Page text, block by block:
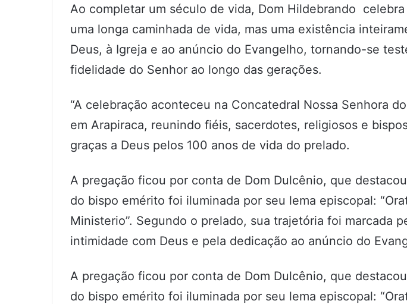
Ao completar um século de vida, Dom Hildebrando celebra
uma longa caminhada de vida, mas uma existência
Deus, à Igreja e ao anúncio do Evangelho, tornando-se
fidelidade do Senhor ao longo das gerações.
“A celebração aconteceu na Concatedral Nossa Senhora
em Arapiraca, reunindo fiéis, sacerdotes, religiosos e
graças a Deus pelos 100 anos de vida do prelado.
A pregação ficou por conta de Dom Dulcênio, que
do bispo emérito foi iluminada por seu lema episcopal:
Ministerio”. Segundo o prelado, sua trajetória foi marcada
intimidade com Deus e pela dedicação ao anúncio do
A pregação ficou por conta de Dom Dulcênio, que
do bispo emérito foi iluminada por seu lema episcopal: